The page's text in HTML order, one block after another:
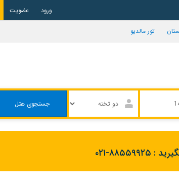
ورود عضویت
تور مالدیو
جستجوی هتل
: ۰۲۱-۸۸۵۵۹۹۲۵